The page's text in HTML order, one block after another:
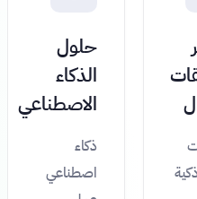
حلول
الذكاء
الاصطناعي
ذكاء
اصطناعي